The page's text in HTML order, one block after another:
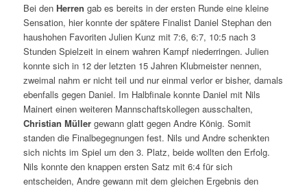
Bei den Herren gab es bereits in der ersten Runde eine kleine
Sensation, hier konnte der spätere Finalist Daniel Stephan den
haushohen Favoriten Julien Kunz mit 7:6, 6:7, 10:5 nach 3
Stunden Spielzeit in einem wahren Kampf niederringen. Julien
konnte sich in 12 der letzten 15 Jahren Klubmeister nennen,
zweimal nahm er nicht teil und nur einmal verlor er bisher, damals
ebenfalls gegen Daniel. Im Halbfinale konnte Daniel mit Nils
Mainert einen weiteren Mannschaftskollegen ausschalten,
Christian Müllergewann glatt gegen Andre König. Somit
standen die Finalbegegnungen fest. Nils und Andre schenkten
sich nichts im Spiel um den 3. Platz, beide wollten den Erfolg.
Nils konnte den knappen ersten Satz mit 6:4 für sich
entscheiden, Andre gewann mit dem gleichen Ergebnis den